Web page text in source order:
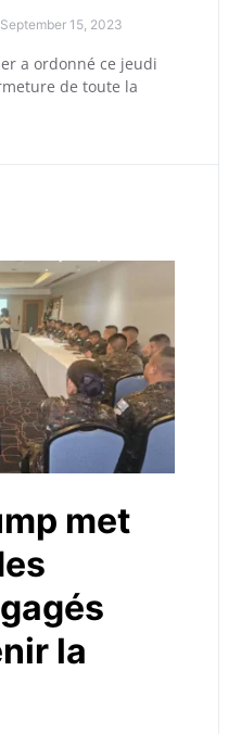
September 15, 2023
a ordonné ce jeudi
de toute la
met
la